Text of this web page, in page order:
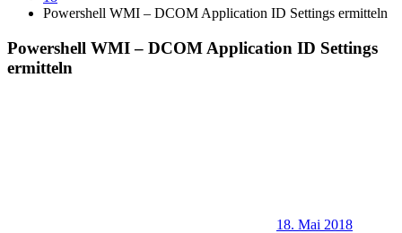
Powershell WMI – DCOM Application ID Settings ermitteln
Powershell WMI – DCOM Application ID Settings
ermitteln
18. Mai 2018